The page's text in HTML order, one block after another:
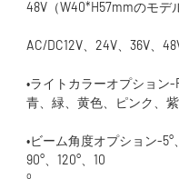
•ライトカラーオプション-
•ビーム角度オプション-5°